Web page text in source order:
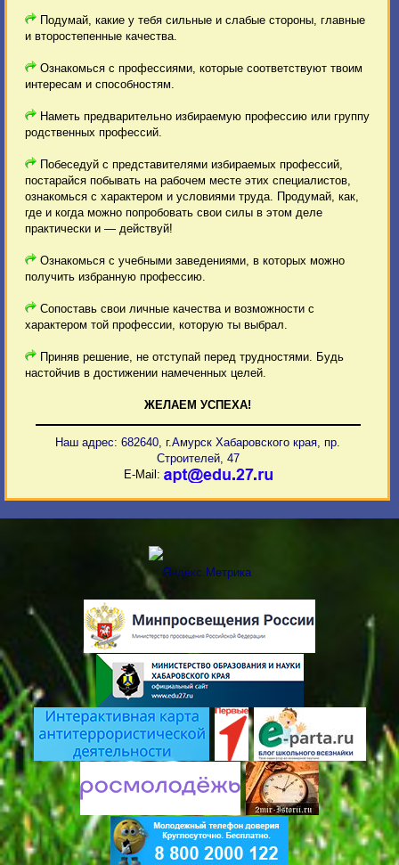
Подумай, какие у тебя сильные и слабые стороны, главные
и второстепенные качества.
Ознакомься с профессиями, которые соответствуют твоим
интересам и способностям.
Наметь предварительно избираемую профессию или группу
родственных профессий.
Побеседуй с представителями избираемых профессий,
постарайся побывать на рабочем месте этих специалистов,
ознакомься с характером и условиями труда. Продумай, как,
где и когда можно попробовать свои силы в этом деле
практически и — действуй!
Ознакомься с учебными заведениями, в которых можно
получить избранную профессию.
Сопоставь свои личные качества и возможности с
характером той профессии, которую ты выбрал.
Приняв решение, не отступай перед трудностями. Будь
настойчив в достижении намеченных целей.
ЖЕЛАЕМ УСПЕХА!
Наш адрес: 682640, г.Амурск Хабаровского края, пр.
Строителей, 47
E-Mail: